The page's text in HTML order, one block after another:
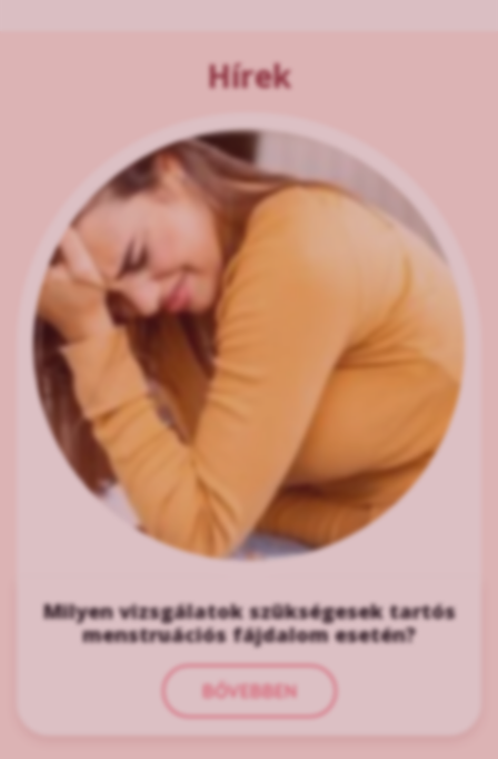
Hírek
Milyen vizsgálatok szükségesek tartós
menstruációs fájdalom esetén?
BŐVEBBEN